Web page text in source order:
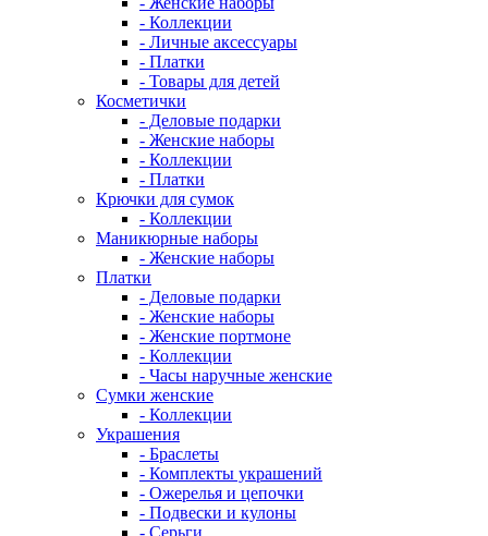
- Коллекции
- Личные аксессуары
- Платки
- Товары для детей
Косметички
- Деловые подарки
- Женские наборы
- Коллекции
- Платки
Крючки для сумок
- Коллекции
Маникюрные наборы
- Женские наборы
Платки
- Деловые подарки
- Женские наборы
- Женские портмоне
- Коллекции
- Часы наручные женские
Сумки женские
- Коллекции
Украшения
- Браслеты
- Комплекты украшений
- Ожерелья и цепочки
- Подвески и кулоны
- Серьги